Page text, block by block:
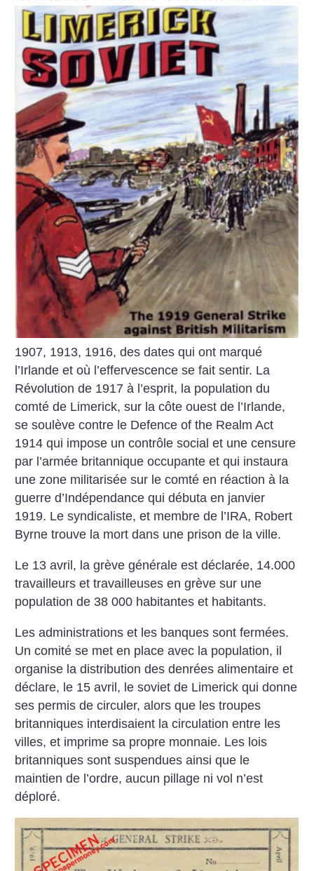
1907, 1913, 1916, des dates qui ont marqué
l’Irlande et où l’effervescence se fait sentir. La
Révolution de 1917 à l’esprit, la population du
comté de Limerick, sur la côte ouest de l’Irlande,
se soulève contre le Defence of the Realm Act
1914 qui impose un contrôle social et une censure
par l’armée britannique occupante et qui instaura
une zone militarisée sur le comté en réaction à la
guerre d’Indépendance qui débuta en janvier
1919. Le syndicaliste, et membre de l’IRA, Robert
Byrne trouve la mort dans une prison de la ville.
Le 13 avril, la grève générale est déclarée, 14.000
travailleurs et travailleuses en grève sur une
population de 38 000 habitantes et habitants.
Les administrations et les banques sont fermées.
Un comité se met en place avec la population, il
organise la distribution des denrées alimentaire et
déclare, le 15 avril, le soviet de Limerick qui donne
ses permis de circuler, alors que les troupes
britanniques interdisaient la circulation entre les
villes, et imprime sa propre monnaie. Les lois
britanniques sont suspendues ainsi que le
maintiende l’ordre, aucun pillage ni vol n’est
déploré.